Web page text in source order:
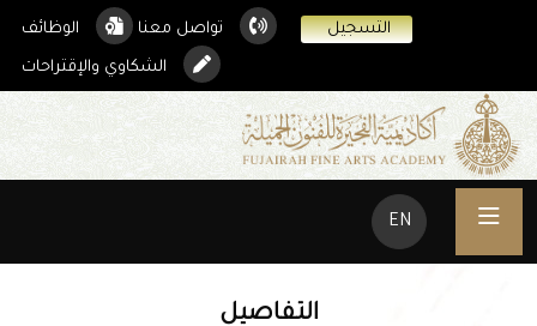
التسجيل تواصل معنا الوظائف
الشكاوي والإقتراحات
EN
التفاصيل